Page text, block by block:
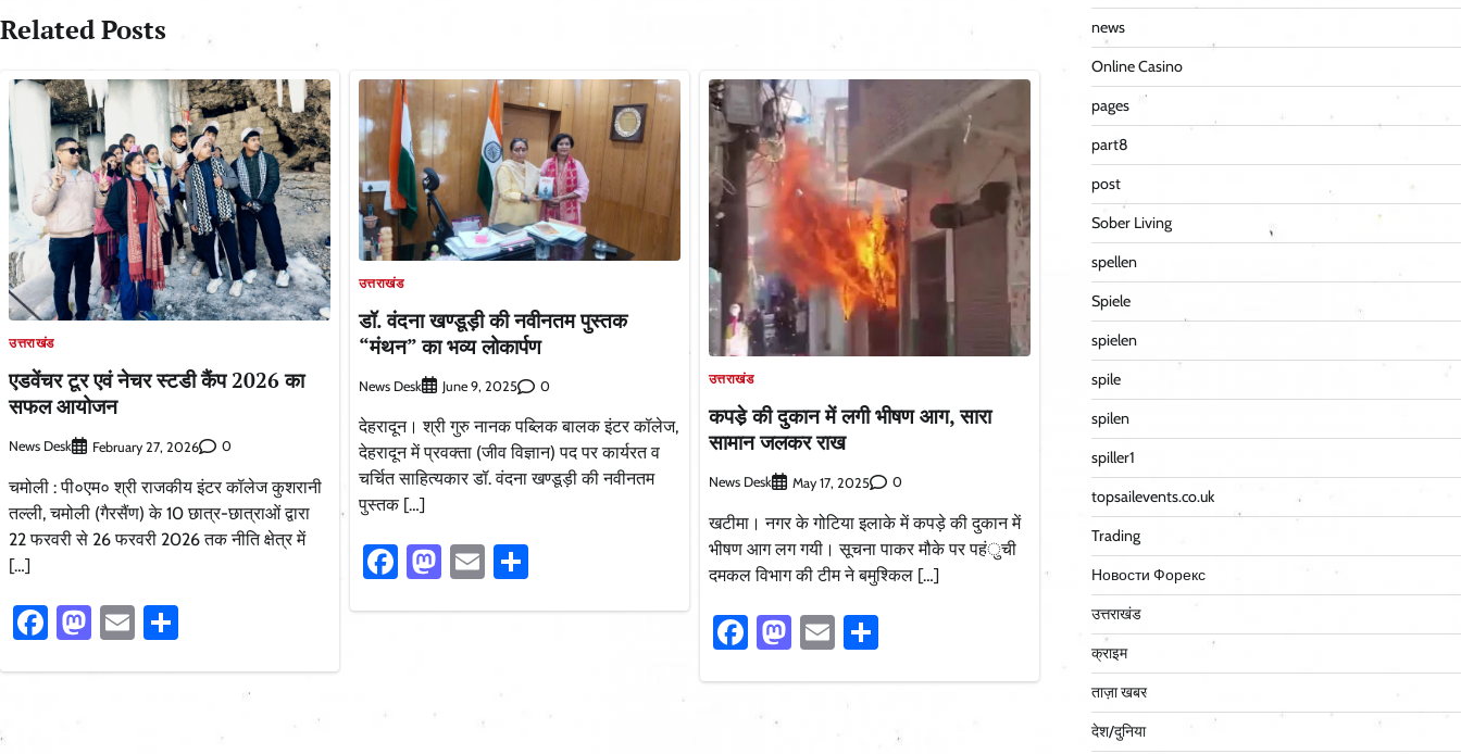
Related Posts
उत्तराखंड
एडवेंचर टूर एवं नेचर स्टडी कैंप 2026 का
सफल आयोजन
News Desk February 27, 2026 0
चमोली : पी०एम० श्री राजकीय इंटर कॉलेज कुशरानी
तल्ली, चमोली (गैरसैंण) के 10 छात्र-छात्राओं द्वारा
22 फरवरी से 26 फरवरी 2026 तक नीति क्षेत्र में
[…]
Facebook
Mastodon
Email
उत्तराखंड
डॉ. वंदना खण्डूड़ी की नवीनतम पुस्तक
“मंथन” का भव्य लोकार्पण
News Desk June 9, 2025 0
देहरादून। श्री गुरु नानक पब्लिक बालक इंटर कॉलेज,
देहरादून में प्रवक्ता (जीव विज्ञान) पद पर कार्यरत व
चर्चित साहित्यकार डॉ. वंदना खण्डूड़ी की नवीनतम
पुस्तक […]
Facebook
Mastodon
EmailShare
उत्तराखंड
कपडे़ की दुकान में लगी भीषण आग, सारा
सामान जलकर राख
News Desk May 17, 2025 0
खटीमा। नगर के गोटिया इलाके में कपड़े की दुकान में
भीषण आग लग गयी। सूचना पाकर मौके पर पहंुची
दमकल विभाग की टीम ने बमुश्किल […]
Facebook
Mastodon
EmailShare
news
Online Casino
pages
part8
post
Sober Living
spellen
Spiele
spielen
spile
spilen
spiller1
topsailevents.co.uk
Trading
Новости Форекс
उत्तराखंड
क्राइम
ताज़ा खबर
देश/दुनिया